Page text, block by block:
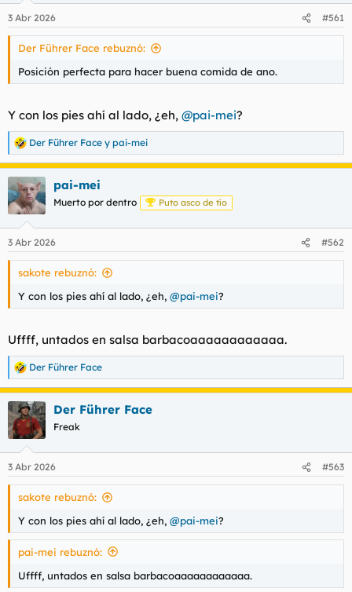
3 Abr 2026 #561
Der Führer Face rebuznó:
Posición perfecta para hacer buena comida de ano.
Y con los pies ahí al lado, ¿eh, @pai-mei?
R
e
a
c
c
i
e
s
Der Führer Face y pai-mei
pai-mei
Muerto por dentro Puto asco de tío
3 Abr 2026 #562
sakote rebuznó:
Y con los pies ahí al lado, ¿eh, @pai-mei?
Uffff, untados en salsa barbacoaaaaaaaaaaaa.
R
e
a
c
c
i
e
s
Der Führer Face
Der Führer Face
Freak
3 Abr 2026 #563
sakote rebuznó:
Y con los pies ahí al lado, ¿eh, @pai-mei?
pai-mei rebuznó:
Uffff, untados en salsa barbacoaaaaaaaaaaaa.